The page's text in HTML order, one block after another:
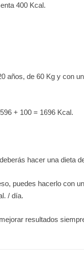
400 Kcal.
años, de 60 Kg y con
+ 100 = 1696 Kcal.
hacer una dieta
puedes hacerlo con
/ día.
resultados